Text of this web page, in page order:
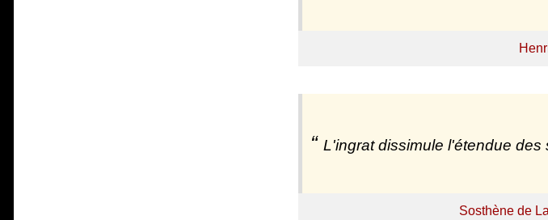
L'ingrat dissimule l'étendue
Sosthène de